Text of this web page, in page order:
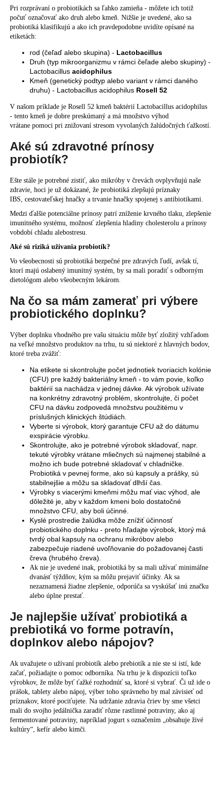
Pri rozprávaní o probiotikách sa ľahko zamieňa - môžete ich totiž
počuť označovať ako druh alebo kmeň. Nižšie je uvedené, ako sa
probiotiká klasifikujú a ako ich pravdepodobne uvidíte opísané na
etiketách:
rod (čeľaď alebo skupina) - Lactobacillus
Druh (typ mikroorganizmu v rámci čeľade alebo skupiny) -
Lactobacillus acidophilus
Kmeň (genetický podtyp alebo variant v rámci daného
druhu) - Lactobacillus acidophilus Rosell 52
V našom príklade je Rosell 52 kmeň baktérií Lactobacillus acidophilus
- tento kmeň je dobre preskúmaný a má množstvo výhod
vrátane pomoci pri znižovaní stresom vyvolaných žalúdočných ťažkostí.
Aké sú zdravotné prínosy
probiotík?
Ešte stále je potrebné zistiť, ako mikróby v črevách ovplyvňujú naše
zdravie, hoci je už dokázané, že probiotiká zlepšujú príznaky
IBS, cestovateľskej hnačky a trvanie hnačky spojenej s antibiotikami.
Medzi ďalšie potenciálne prínosy patrí zníženie krvného tlaku, zlepšenie
imunitného systému, možnosť zlepšenia hladiny cholesterolu a prínosy
vobdobí chladu alebostresu.
Aké sú riziká užívania probiotík?
Vo všeobecnosti sú probiotiká bezpečné pre zdravých ľudí, avšak tí,
ktorí majú oslabený imunitný systém, by sa mali poradiť s odborným
dietológom alebo všeobecným lekárom.
Na čo sa mám zamerať pri výbere
probiotického doplnku?
Výber doplnku vhodného pre vašu situáciu môže byť zložitý vzhľadom
na veľké množstvo produktov na trhu, tu sú niektoré z hlavných bodov,
ktoré treba zvážiť:
Na etikete si skontrolujte počet jednotiek tvoriacich kolónie
(CFU) pre každý bakteriálny kmeň - to vám povie, koľko
baktérií sa nachádza v jednej dávke. Ak výrobok užívate
na konkrétny zdravotný problém, skontrolujte, či počet
CFU na dávku zodpovedá množstvu použitému v
príslušných klinických štúdiách.
Vyberte si výrobok, ktorý garantuje CFU až do dátumu
exspirácie výrobku.
Skontrolujte, ako je potrebné výrobok skladovať, napr.
tekuté výrobky vrátane mliečnych sú najmenej stabilné a
možno ich bude potrebné skladovať v chladničke.
Probiotiká v pevnej forme, ako sú kapsuly a prášky, sú
stabilnejšie a môžu sa skladovať dlhší čas.
Výrobky s viacerými kmeňmi môžu mať viac výhod, ale
dôležité je, aby v každom kmeni bolo dostatočné
množstvo CFU, aby boli účinné.
Kyslé prostredie žalúdka môže znížiť účinnosť
probiotického doplnku - preto hľadajte výrobok, ktorý má
tvrdý obal kapsuly na ochranu mikróbov alebo
zabezpečuje riadené uvoľňovanie do požadovanej časti
čreva (hrubého čreva).
Ak nie je uvedené inak, probiotiká by sa mali užívať minimálne
dvanásť týždňov, kým sa môžu prejaviť účinky. Ak sa
nezaznamená žiadne zlepšenie, odporúča sa vyskúšať inú značku
alebo úplne prestať.
Je najlepšie užívať probiotiká a
prebiotiká vo forme potravín,
doplnkov alebo nápojov?
Ak uvažujete o užívaní probiotík alebo prebiotík a nie ste si istí, kde
začať, požiadajte o pomoc odborníka. Na trhu je k dispozícii toľko
výrobkov, že môže byť ťažké rozhodnúť sa, ktoré si vybrať. Či už ide o
prášok, tablety alebo nápoj, výber toho správneho by mal závisieť od
príznakov, ktoré pociťujete. Na udržanie zdravia čriev by sme všetci
mali do svojho jedálnička zaradiť rôzne rastlinné potraviny, ako aj
fermentované potraviny, napríklad jogurt s označením „obsahuje živé
kultúry“, kefír alebo kimči.